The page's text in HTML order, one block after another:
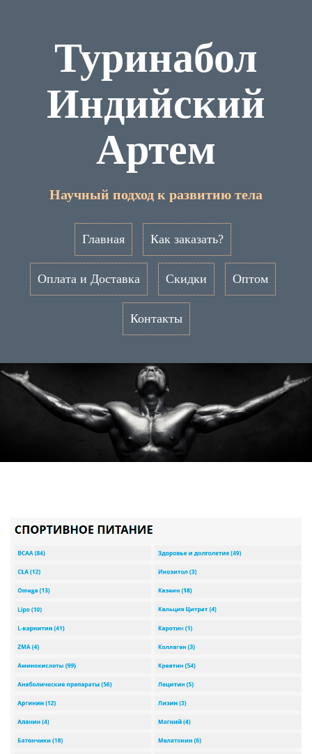
Туринабол
Индийский
Артем
Научный подход к развитию тела
Главная Как заказать?
Оплата и Доставка Скидки Оптом
Контакты